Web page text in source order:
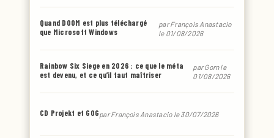
Quand DOOM est plus téléchargé
que Microsoft Windows
parFrançois Anastacio
le 01/08/2026
Rainbow Six Siege en 2026 : ce que le méta
est devenu, et ce qu’il faut maîtriser
parGornle
01/08/2026
CD Projekt et GOGparFrançois Anastaciole 30/07/2026